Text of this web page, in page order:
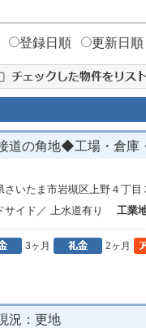
登録日順 更新日順
の角地◆工場・倉庫
さいたま市岩槻区上野４丁目
サイド／ 上水道有り 工業
3ヶ月 2ヶ月
況：更地